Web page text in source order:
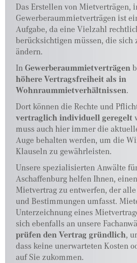
Das Erstellen von Mietverträgen,
Gewerberaummietverträgen ist
Aufgabe, da eine Vielzahl
berücksichtigen müssen, die sich
ändern.
InGewerberaummietverträgen
höhere Vertragsfreiheit als in
Wohnraummietverhältnissen.
Dort können die Rechte und
vertraglich individuell geregelt
muss auch hier immer die
Auge behalten werden, um die
Klauseln zu gewährleisten.
Unsere spezialisierten Anwälte
Aschaffenburg helfen Ihnen,
Mietvertrag zu entwerfen, der
und Bestimmungen umfasst.
Unterzeichnung eines
sich ebenfalls an unsere
prüfen den Vertrag gründlich,
dass keine unerwarteten Kosten
auf Sie zukommen.